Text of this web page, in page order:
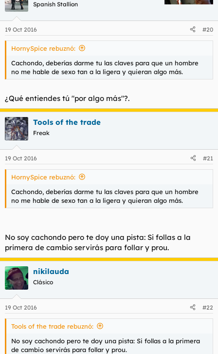
Spanish Stallion
19 Oct 2016 #20
HornySpice rebuznó:
Cachondo, deberías darme tu las claves para que un hombre
no me hable de sexo tan a la ligera y quieran algo más.
¿Qué entiendes tú "por algo más"?.
Tools of the trade
Freak
19 Oct 2016 #21
HornySpice rebuznó:
Cachondo, deberías darme tu las claves para que un hombre
no me hable de sexo tan a la ligera y quieran algo más.
No soy cachondo pero te doy una pista: Si follas a la
primera de cambio servirás para follar y prou.
nikilauda
Clásico
19 Oct 2016 #22
Tools of the trade rebuznó:
No soy cachondo pero te doy una pista: Si follas a la primera
de cambio servirás para follar y prou.